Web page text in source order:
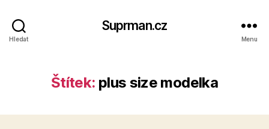
Hledat
Suprman.cz
Menu
Štítek: plus size modelka